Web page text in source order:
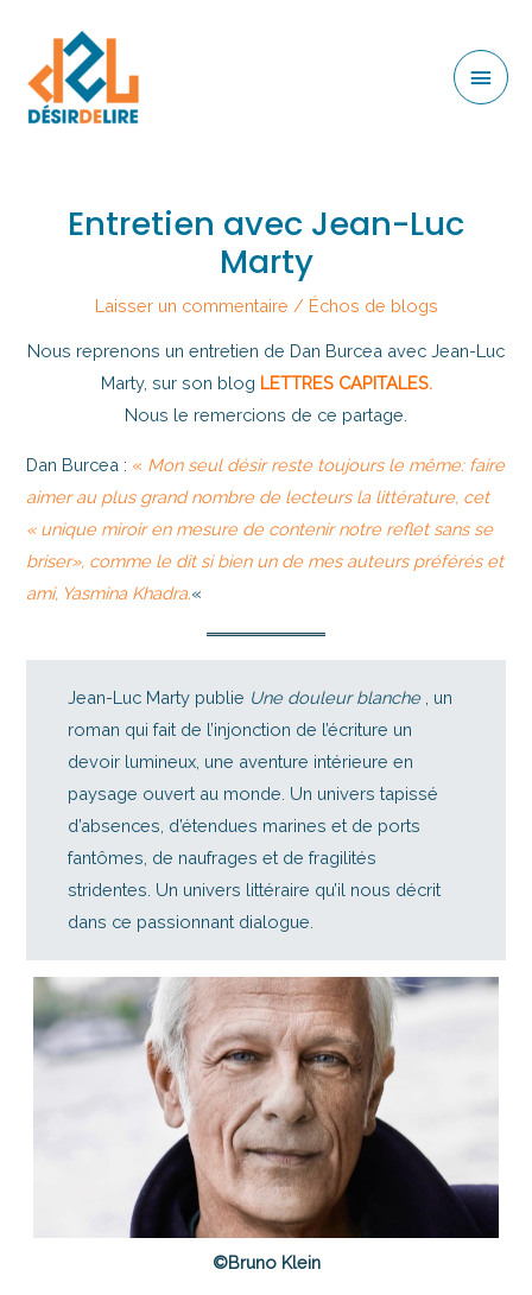
Entretien avec Jean-Luc
Marty
Laisser un commentaire / Échos de blogs
Nous reprenons un entretien de Dan Burcea avec Jean-Luc
Marty, sur son blog LETTRES CAPITALES.
Nous le remercions de ce partage.
Dan Burcea : « Mon seul désir reste toujours le même: faire
aimer au plus grand nombre de lecteurs la littérature, cet
« unique miroir en mesure de contenir notre reflet sans se
briser», comme le dit si bien un de mes auteurs préférés et
ami, Yasmina Khadra.«
Jean-Luc Marty publie Une douleur blanche, un
roman qui fait de l’injonction de l’écriture un
devoir lumineux, une aventure intérieure en
paysage ouvert au monde. Un univers tapissé
d’absences, d’étendues marines et de ports
fantômes, de naufrages et de fragilités
stridentes. Un univers littéraire qu’il nous décrit
dans ce passionnant dialogue.
©Bruno Klein